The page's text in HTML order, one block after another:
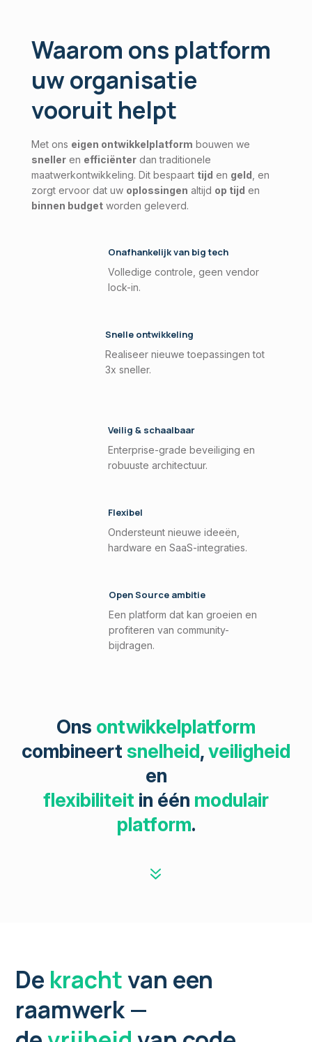
Waarom ons platform
uw organisatie
vooruit helpt
Met ons eigen ontwikkelplatform bouwen we
snelleren efficiënterdan traditionele
maatwerkontwikkeling. Dit bespaart tijd en geld , en
zorgt ervoor dat uw oplossingen altijd op tijd en
binnen budgetworden geleverd.
Onafhankelijk van big tech
Volledige controle, geen vendor
lock-in.
Snelle ontwikkeling
Realiseer nieuwe toepassingen tot
3x sneller.
Veilig & schaalbaar
Enterprise-grade beveiliging en
robuuste architectuur.
Flexibel
Ondersteunt nieuwe ideeën,
hardware en SaaS-integraties.
Open Source ambitie
Een platform dat kan groeien en
profiteren van community-
bijdragen.
Ons ontwikkelplatform
combineert snelheid,veiligheid
en
flexibiliteit in één modulair
platform.
7
De krachtvan een
raamwerk —